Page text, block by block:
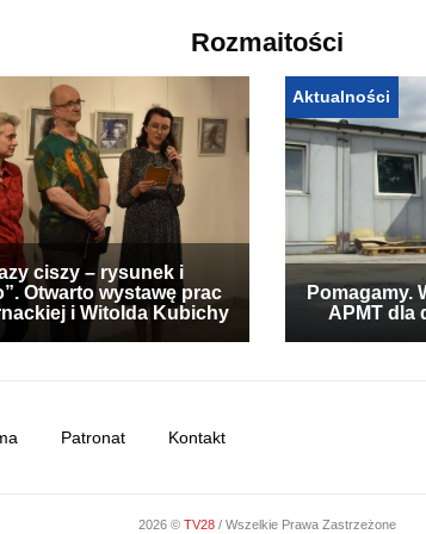
Rozmaitości
ciszy – rysunek i
Otwarto wystawę prac
i Witolda Kubichy
Aktualności
Pomagamy.
APMT dla
Patronat Kontakt
2026 © TV28 / Wszelkie Prawa Zastrzeżone